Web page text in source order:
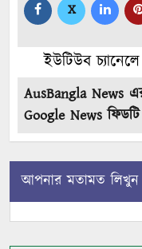
X
ইউটিউব
AusBangla News
Google News
আপনার মতামত